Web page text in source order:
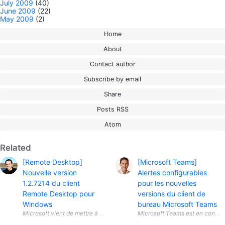
July 2009 (40)
June 2009 (22)
May 2009 (2)
Home
About
Contact author
Subscribe by email
Share
Posts RSS
Atom
Related
[Remote Desktop]
Nouvelle version
1.2.7214 du client
Remote Desktop pour
Windows
[Microsoft Teams]
Alertes configurables
pour les nouvelles
versions du client de
bureau Microsoft Teams